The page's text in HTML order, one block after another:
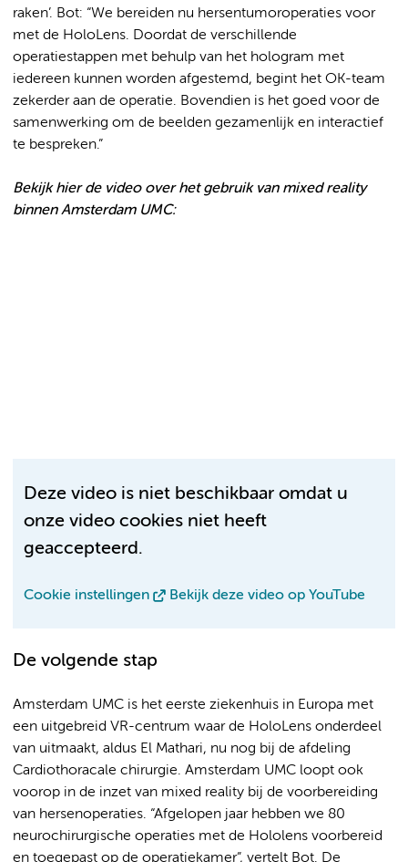
raken’. Bot: “We bereiden nu hersentumoroperaties voor
met de HoloLens. Doordat de verschillende
operatiestappen met behulp van het hologram met
iedereen kunnen worden afgestemd, begint het OK-team
zekerder aan de operatie. Bovendien is het goed voor de
samenwerking om de beelden gezamenlijk en interactief
te bespreken.”
Bekijk hier de video over het gebruik van mixed reality
binnen Amsterdam UMC:
Deze video is niet beschikbaar omdat u
onze video cookies niet heeft
geaccepteerd.
Cookie instellingen Bekijk deze video op YouTube
De volgende stap
Amsterdam UMC is het eerste ziekenhuis in Europa met
een uitgebreid VR-centrum waar de HoloLens onderdeel
van uitmaakt, aldus El Mathari, nu nog bij de afdeling
Cardiothoracale chirurgie. Amsterdam UMC loopt ook
voorop in de inzet van mixed reality bij de voorbereiding
van hersenoperaties. “Afgelopen jaar hebben we 80
neurochirurgische operaties met de Hololens voorbereid
en toegepast op de operatiekamer”, vertelt Bot. De